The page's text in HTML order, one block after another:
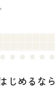
じめるなら